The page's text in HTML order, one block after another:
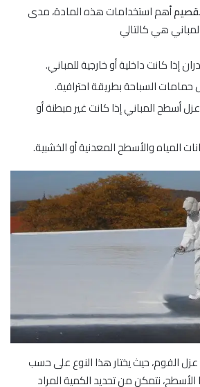
أهم استخدامات هذه المادة، مدى
هي كالتالي
إذا كانت داخلية أو خارجية للمباني.
السباحة بطريقة احترافية.
أسطح المباني إذا كانت غير مبطنة أو
المياه والأسطح المعدنية أو الخشبية.
الفوم، حيث يختار هذا النوع على حسب
نتمكن من تحديد الكمية المراد